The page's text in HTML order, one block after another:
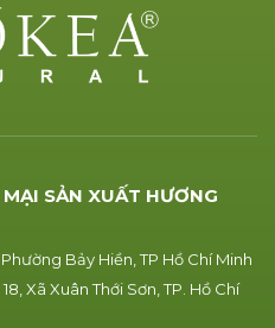
SẢN XUẤT HƯƠNG
Bảy Hiền, TP Hồ Chí Minh
Xã Xuân Thới Sơn, TP. Hồ Chí